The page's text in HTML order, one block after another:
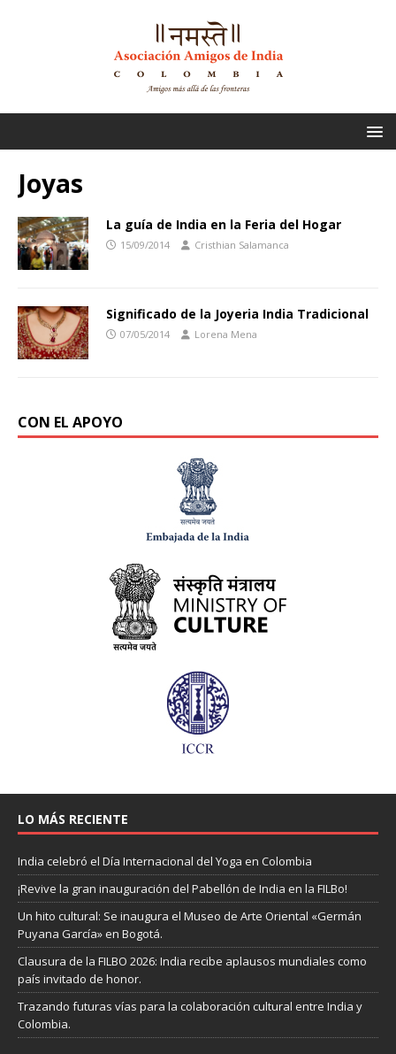
Joyas
La guía de India en la Feria del Hogar
15/09/2014 Cristhian Salamanca
Significado de la Joyeria India Tradicional
07/05/2014 Lorena Mena
CON EL APOYO
LO MÁS RECIENTE
India celebró el Día Internacional del Yoga en Colombia
¡Revive la gran inauguración del Pabellón de India en la FILBo!
Un hito cultural: Se inaugura el Museo de Arte Oriental «Germán
Puyana García» en Bogotá.
Clausura de la FILBO 2026: India recibe aplausos mundiales como
país invitado de honor.
Trazando futuras vías para la colaboración cultural entre India y
Colombia.